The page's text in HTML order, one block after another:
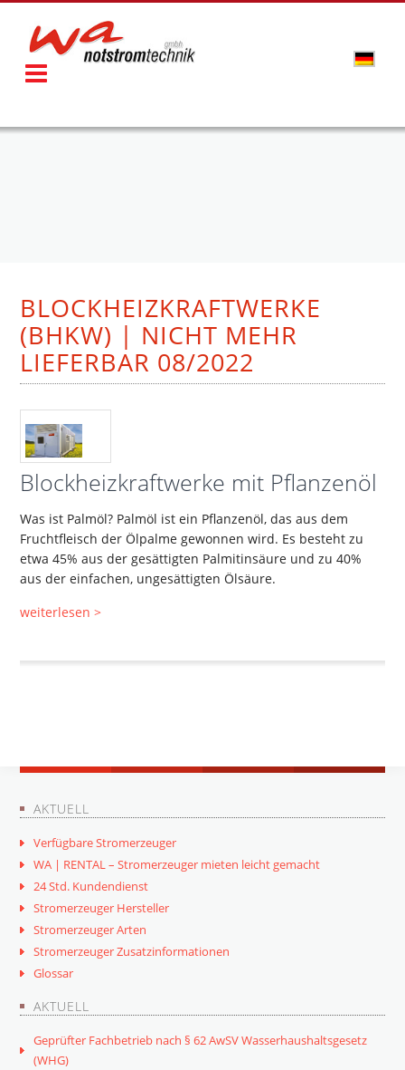
BLOCKHEIZKRAFTWERKE
(BHKW) | NICHT MEHR
LIEFERBAR 08/2022
Blockheizkraftwerke mit Pflanzenöl
Was ist Palmöl? Palmöl ist ein Pflanzenöl, das aus dem
Fruchtfleisch der Ölpalme gewonnen wird. Es besteht zu
etwa 45% aus der gesättigten Palmitinsäure und zu 40%
aus der einfachen, ungesättigten Ölsäure.
weiterlesen >
AKTUELL
Verfügbare Stromerzeuger
WA | RENTAL – Stromerzeuger mieten leicht gemacht
24 Std. Kundendienst
Stromerzeuger Hersteller
Stromerzeuger Arten
Stromerzeuger Zusatzinformationen
Glossar
AKTUELL
Geprüfter Fachbetrieb nach § 62 AwSV Wasserhaushaltsgesetz
(WHG)